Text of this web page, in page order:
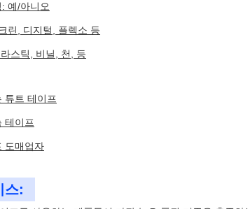
예/아니오
린, 디지털, 플렉소 등
스틱, 비닐, 천, 등
튜트 테이프
테이프
도매업자
스: